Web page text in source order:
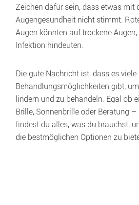
Zeichen dafür sein, dass etwas mit
Augengesundheit nicht stimmt.
Augen könnten auf trockene
Infektion hindeuten.
Die gute Nachricht ist, dass es
Behandlungsmöglichkeiten gibt,
lindern und zu behandeln. Egal ob
Brille, Sonnenbrille oder Beratung
findest du alles, was du brauchst,
die bestmöglichen Optionen zu